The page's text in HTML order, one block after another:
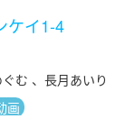
ケイ1-4
む 、長月あいり
画